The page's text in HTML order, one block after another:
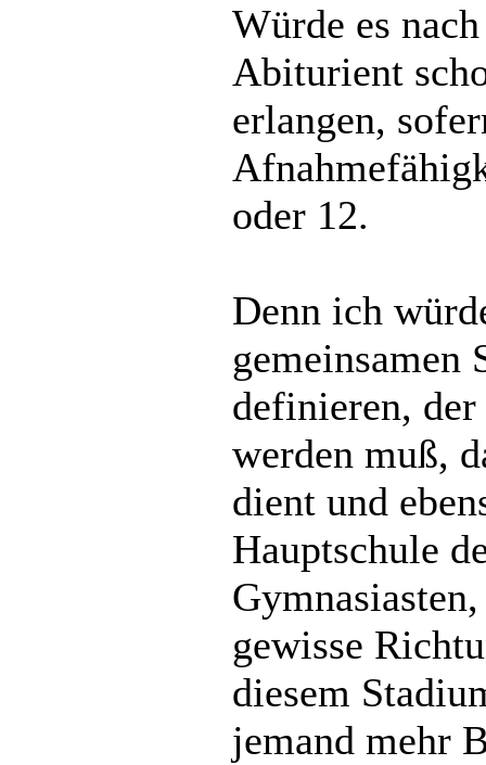
Würde es
Abiturient
erlangen,
oder 12.
Denn ich
gemeinsamen
definieren,
werden muß,
dient und
Hauptschule
gewisse
diesem
jemand mehr